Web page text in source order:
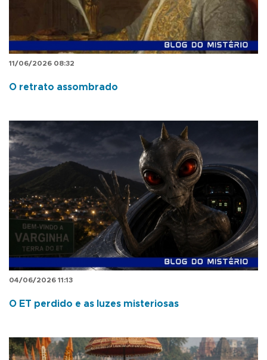
11/06/2026 08:32
O retrato assombrado
04/06/2026 11:13
O ET perdido e as luzes misteriosas